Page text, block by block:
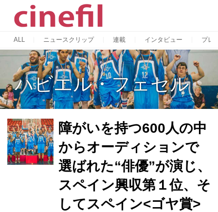
ALL ニュースクリップ 連載 インタビュー プレ
ハビエル・フェセル
障がいを持つ600人の中
からオーディションで
選ばれた“俳優”が演じ、
スペイン興収第１位、そ
してスペイン<ゴヤ賞>